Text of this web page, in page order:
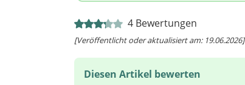
4 Bewertungen
[Veröffentlicht oder aktualisiert am: 19.06.2026]
Diesen Artikel bewerten